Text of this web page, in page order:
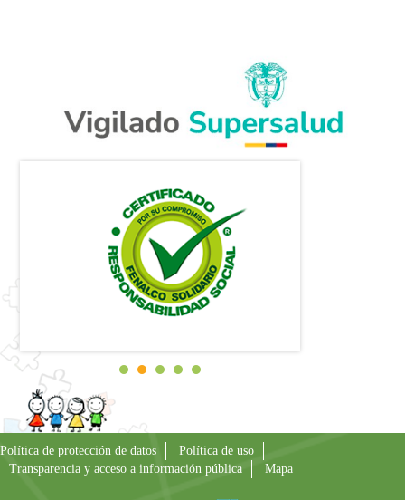
Política de protección de datos
Política de uso
Transparencia y acceso a información pública
Mapa